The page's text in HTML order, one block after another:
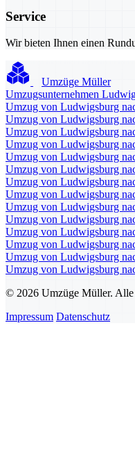
Service
Wir bieten Ihnen einen
Umzüge Müller
Umzugsunternehmen
Umzug von Ludwigsburg
Umzug von Ludwigsburg
Umzug von Ludwigsburg
Umzug von Ludwigsburg
Umzug von Ludwigsburg
Umzug von Ludwigsburg
Umzug von Ludwigsburg
Umzug von Ludwigsburg
Umzug von Ludwigsburg
Umzug von Ludwigsburg
Umzug von Ludwigsburg
Umzug von Ludwigsburg
Umzug von Ludwigsburg
Umzug von Ludwigsburg
© 2026 Umzüge Müller. Alle
Impressum Datenschutz